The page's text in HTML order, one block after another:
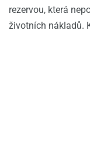
rezervou, která
životních nákladů.